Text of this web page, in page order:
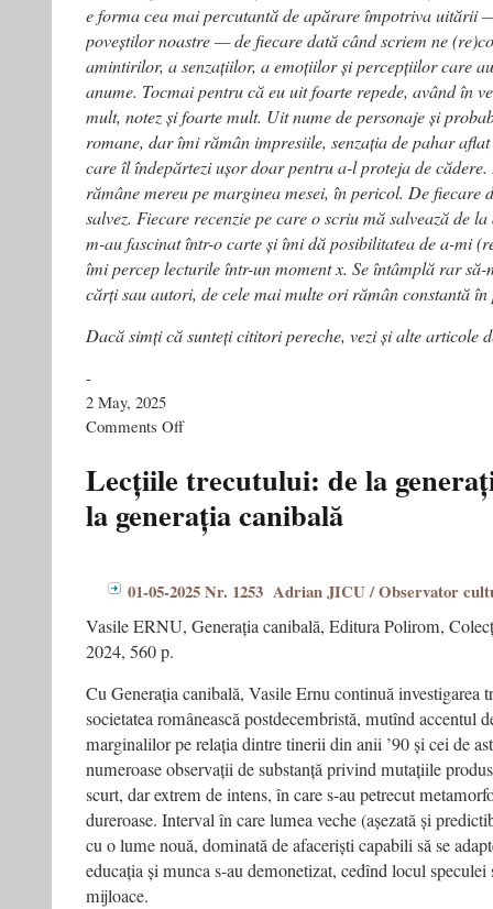
e forma cea mai percutantă de apărare împotriva uitării
poveștilor noastre — de fiecare dată când scriem ne
amintirilor, a senzațiilor, a emoțiilor și percepțiilor care
anume. Tocmai pentru că eu uit foarte repede, având în
mult, notez și foarte mult. Uit nume de personaje și
romane, dar îmi rămân impresiile, senzația de pahar
care îl îndepărtezi ușor doar pentru a-l proteja de
rămâne mereu pe marginea mesei, în pericol. De fiecare
salvez. Fiecare recenzie pe care o scriu mă salvează de
m-au fascinat într-o carte și îmi dă posibilitatea de a-mi
îmi percep lecturile într-un moment x. Se întâmplă rar să-
cărți sau autori, de cele mai multe ori rămân constantă
Dacă simți că sunteți cititori pereche, vezi și alte articole
-
2 May, 2025
Comments Offon
autorul
mai:
înţeles
târziu:
oamenii
mai
importanţi
decât
inteligenţi.”
Lecțiile trecutului: de la
la generația canibală
01-05-2025 Nr. 1253 Adrian JICU / Observator
Vasile ERNU, Generația canibală, Editura Polirom,
2024, 560 p.
Cu Generația canibală, Vasile Ernu continuă investigarea
societatea românească postdecembristă, mutînd accentul
marginalilor pe relația dintre tinerii din anii ’90 și cei de
numeroase observații de substanță privind mutațiile
scurt, dar extrem de intens, în care s-au petrecut
dureroase. Interval în care lumea veche (așezată și
cu o lume nouă, dominată de afaceriști capabili să se
educația și munca s-au demonetizat, cedînd locul
mijloace.